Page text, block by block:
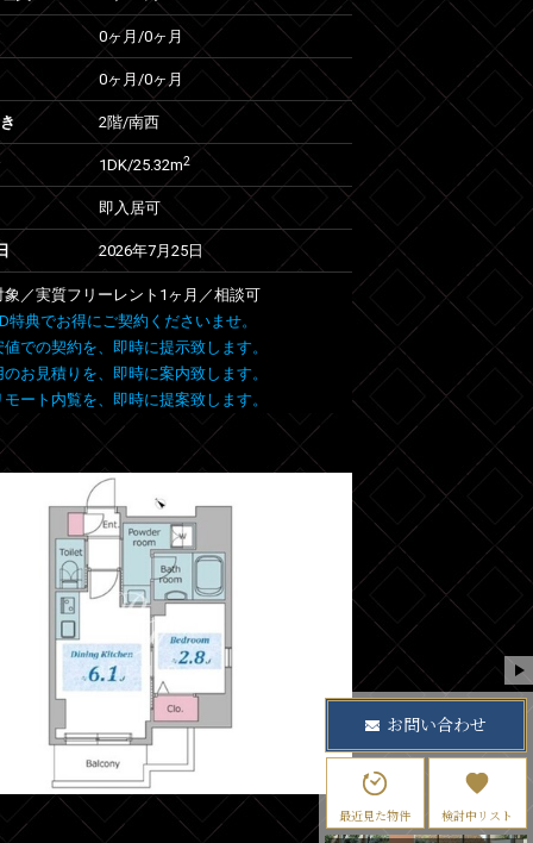
0ヶ月 /0ヶ月
0ヶ月/0ヶ月
2階/南西
1DK/25.32m2
即入居可
2026年7月25日
象／実質フリーレント1ヶ月／相談可
特典でお得にご契約くださいませ。
での契約を、即時に提示致します。
お見積りを、即時に案内致します。
ート内覧を、即時に提案致します。
お問い合わせ
最近見た物件 検討中リスト